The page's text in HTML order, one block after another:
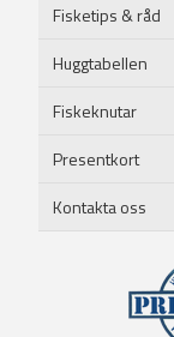
Fisketips & råd
Huggtabellen
Fiskeknutar
Presentkort
Kontakta oss